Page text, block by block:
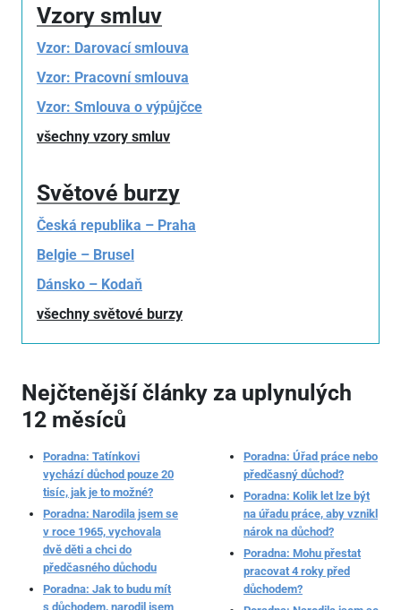
Vzory smluv
Vzor: Darovací smlouva
Vzor: Pracovní smlouva
Vzor: Smlouva o výpůjčce
všechny vzory smluv
Světové burzy
Česká republika – Praha
Belgie – Brusel
Dánsko – Kodaň
všechny světové burzy
Nejčtenější články za uplynulých
12 měsíců
Poradna: Tatínkovi
vychází důchod pouze 20
tisíc, jak je to možné?
Poradna: Narodila jsem se
v roce 1965, vychovala
dvě děti a chci do
předčasného důchodu
Poradna: Jak to budu mít
s důchodem, narodil jsem
Poradna: Úřad práce nebo
předčasný důchod?
Poradna: Kolik let lze být
na úřadu práce, aby vznikl
nárok na důchod?
Poradna: Mohu přestat
pracovat 4 roky před
důchodem?